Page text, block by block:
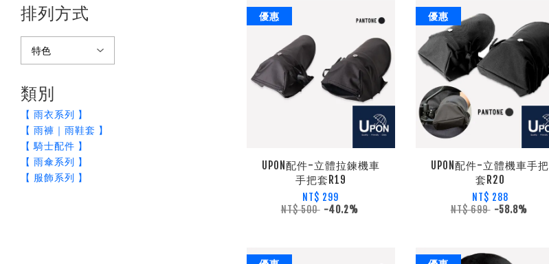
排列方式
類別
【 雨衣系列 】
【 雨褲｜雨鞋套 】
【 騎士配件 】
【 雨傘系列 】
【 服飾系列 】
優惠
UPON配件-立體拉鍊機車
手把套R19
NT$ 299
NT$ 500 -40.2%
優惠
UPON配件-立體機車手把
套R20
NT$ 288
NT$ 699 -58.8%